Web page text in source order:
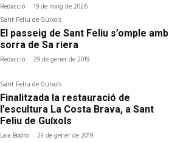
Redacció - 19 de maig de 2026
Sant Feliu de Guíxols
El passeig de Sant Feliu s’omple amb
sorra de Sa riera
Redacció - 29 de gener de 2019
Sant Feliu de Guíxols
Finalitzada la restauració de
l’escultura La Costa Brava, a Sant
Feliu de Guíxols
Laia Bodro - 23 de gener de 2019